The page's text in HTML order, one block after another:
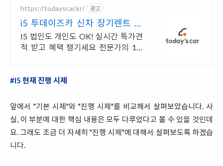
https://todayscar.kr/ 광고
i5 투데이즈카 신차 장기렌트 특
가
I5 법인도 개인도 OK! 실시간 특가견
적 받고 혜택 챙기세요 전문가의 1:1
#I5 현재 진행 시제
앞에서 "기본 시제"와 "진행 시제"를 비교해서 살펴보았습니다. 사
실, 이 부분에 대한 핵심 내용은 모두 다루었다고 볼 수 있을 것인데
요. 그래도 조금 더 자세히 "진행 시제"에 대해서 살펴보도록 하겠습
니다.